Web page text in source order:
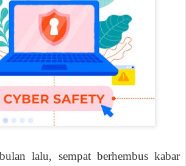
lalu, sempat berhembus kabar